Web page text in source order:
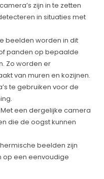
zijn in te zetten
in situaties met
beelden worden in dit
panden op bepaalde
Zo worden er
van muren en kozijnen.
te gebruiken voor de
een dergelijke camera
die de oogst kunnen
beelden zijn
op een eenvoudige